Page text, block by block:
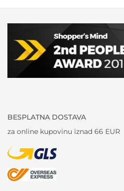
BESPLATNA DOSTAVA
za online kupovinu iznad 66 EUR